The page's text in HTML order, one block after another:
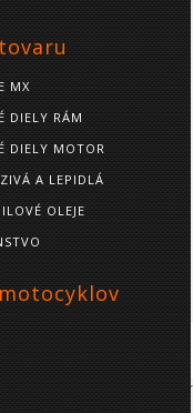
MX
DIELY RÁM
DIELY MOTOR
A LEPIDLÁ
OLEJE